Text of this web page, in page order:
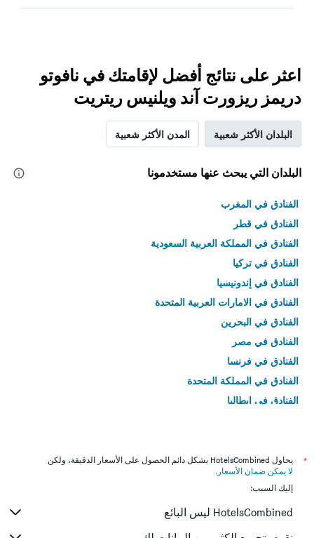
اعثر على نتائج أفضل لإقامتك في نافوتو
دريمز ريزورت آند ويلنيس ريتريت
البلدان الأكثر شعبية المدن الأكثر شعبية
البلدان التي يبحث عنها مستخدمونا
الفنادق في المغرب
الفنادق في قطر
الفنادق في المملكة العربية السعودية
الفنادق في تركيا
الفنادق في إندونيسيا
الفنادق في الامارات العربية المتحدة
الفنادق في البحرين
الفنادق في مصر
الفنادق في فرنسا
الفنادق في المملكة المتحدة
الفنادق في إيطاليا
*
يحاول HotelsCombined بشكل دائم الحصول على الأسعار الدقيقة، ولكن
لا يمكن ضمان الأسعار .
إليك السبب:
HotelsCombined ليس البائع